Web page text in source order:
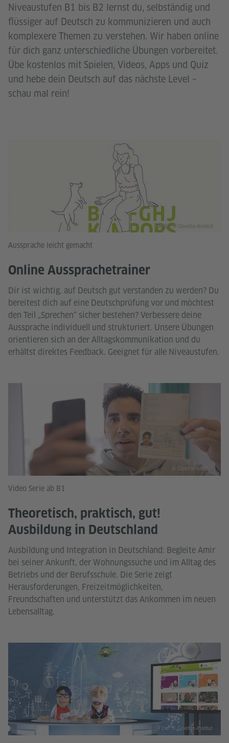
Niveaustufen B1 bis B2 lernst du, selbständig und
flüssiger auf Deutsch zu kommunizieren und auch
komplexere Themen zu verstehen. Wir haben online
für dich ganz unterschiedliche Übungen vorbereitet.
Übe kostenlos mit Spielen, Videos, Apps und Quiz
und hebe dein Deutsch auf das nächste Level –
schau mal rein!
Aussprache leicht gemacht
Online Aussprachetrainer
Dir ist wichtig, auf Deutsch gut verstanden zu werden? Du
bereitest dich auf eine Deutschprüfung vor und möchtest
den Teil „Sprechen“ sicher bestehen? Verbessere deine
Aussprache individuell und strukturiert. Unsere Übungen
orientieren sich an der Alltagskommunikation und du
erhältst direktes Feedback. Geeignet für alle Niveaustufen.
Grafik: © Goethe-Institut
Video Serie ab B1
Theoretisch, praktisch, gut!
Ausbildung in Deutschland
Ausbildung und Integration in Deutschland: Begleite Amir
bei seiner Ankunft, der Wohnungssuche und im Alltag des
Betriebs und der Berufsschule. Die Serie zeigt
Herausforderungen, Freizeitmöglichkeiten,
Freundschaften und unterstützt das Ankommen im neuen
Lebensalltag.
© Goethe-Institut
Foto: © Goethe-Institut